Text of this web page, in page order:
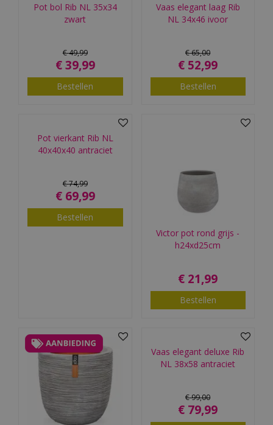
Pot bol Rib NL 35x34
zwart
€49,99
€ 39,99
Bestellen
Vaas elegant laag Rib
NL 34x46 ivoor
€65,00
€ 52,99
Bestellen
Pot vierkant Rib NL
40x40x40 antraciet
€74,99
€ 69,99
Bestellen
Victor pot rond grijs -
h24xd25cm
€ 21,99
Bestellen
Vaas elegant deluxe Rib
NL 38x58 antraciet
€99,00
€ 79,99